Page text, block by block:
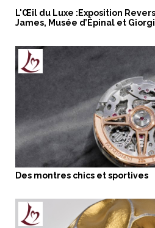
L'Œil du Luxe :Exposition
James, Musée d’Épinal et
Des montres chics et sportives